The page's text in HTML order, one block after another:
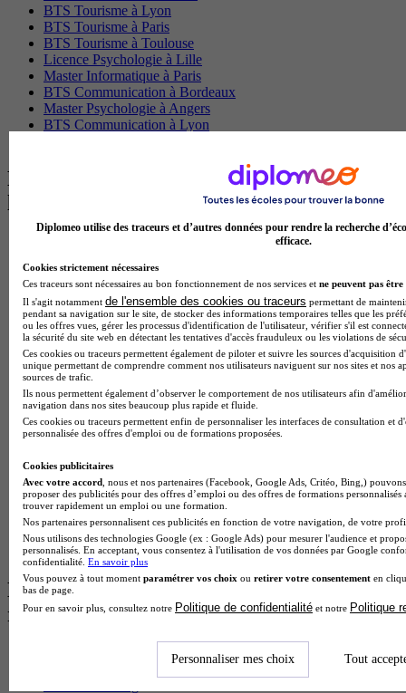
BTS Tourisme à Lyon
BTS Tourisme à Paris
BTS Tourisme à Toulouse
Licence Psychologie à Lille
Master Informatique à Paris
BTS Communication à Bordeaux
Master Psychologie à Angers
BTS Communication à Lyon
Les intitulés de diplôme par alternance
les plus recherchés
BTS Mco en alternance
BTS Pi en alternance
BTS Sp3s en alternance
Master CCA en alternance
BTS Ndrc en alternance
BTS Sam en alternance
Cap Fleuriste en alternance
BTS Sio en alternance
MSc Marketing Digital en alternance
BTS Gpme en alternance
Cap Electricien en alternance
BTS Domotique en alternance
BAC Pro Agora en alternance
BTS Sta en alternance
BTS Iris en alternance
BTS Tpl en alternance
BTS Ati en alternance
Les diplômes par filière les plus
recherchés
Diplomeo utilise des traceurs et d’autres données pour rendre la recherche
efficace.
Cookies strictement nécessaires
Ces traceurs sont nécessaires au bon fonctionnement de nos services et ne peuvent pas être
Il s'agit notamment de l'ensemble des cookies ou traceurs permettant de
pendant sa navigation sur le site, de stocker des informations temporaires telles que les
ou les offres vues, gérer les processus d'identification de l'utilisateur, vérifier s'il est
la sécurité du site web en détectant les tentatives d'accès frauduleux ou les violations de
Ces cookies ou traceurs permettent également de piloter et suivre les sources d'acquisition
unique permettant de comprendre comment nos utilisateurs naviguent sur nos sites et nos
sources de trafic.
Ils nous permettent également d’observer le comportement de nos utilisateurs afin
navigation dans nos sites beaucoup plus rapide et fluide.
Ces cookies ou traceurs permettent enfin de personnaliser les interfaces de consultation et
personnalisée des offres d'emploi ou de formations proposées.
Cookies publicitaires
Avec votre accord , nous et nos partenaires (Facebook, Google Ads, Critéo, Bing,)
proposer des publicités pour des offres d’emploi ou des offres de formations
trouver rapidement un emploi ou une formation.
Nos partenaires personnalisent ces publicités en fonction de votre navigation, de votre
Nous utilisons des technologies Google (ex : Google Ads) pour mesurer l'audience et
personnalisés. En acceptant, vous consentez à l'utilisation de vos données par Google
confidentialité. En savoir plus
Vous pouvez à tout moment paramétrer vos choix ou retirer votre consentement en
bas de page.
Pour en savoir plus, consultez notre Politique de confidentialité et notre Politique
Personnaliser mes choix Tout